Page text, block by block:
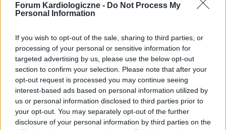
Forum Kardiologiczne - Do Not Process My
Personal Information
If you wish to opt-out of the sale, sharing to third parties, or
processing of your personal or sensitive information for
targeted advertising by us, please use the below opt-out
section to confirm your selection. Please note that after your
opt-out request is processed you may continue seeing
interest-based ads based on personal information utilized by
us or personal information disclosed to third parties prior to
your opt-out. You may separately opt-out of the further
disclosure of your personal information by third parties on the
gość
Sildenafil a zaburzenia erekcji
Czy taki sildenafil może mieć negatywny wpływ dla
osoby która leczy się na nadciśnienie tętnicze?
gość